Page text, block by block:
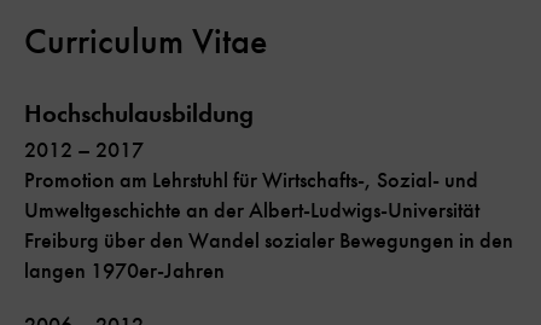
Curriculum Vitae
Hochschulausbildung
2012 – 2017
Promotion am Lehrstuhl für Wirtschafts-, Sozial- und
Umweltgeschichte an der Albert-Ludwigs-Universität
Freiburg über den Wandel sozialer Bewegungen in den
langen 1970er-Jahren